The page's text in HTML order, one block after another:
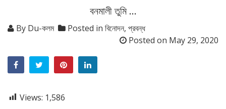
বনমালী তুমি …
By Du-কলম Posted in বিনোদন, প্রবন্ধ
Posted on May 29, 2020
Views: 1,586